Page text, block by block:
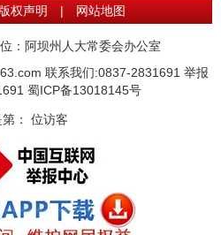
版权声明 | 网站地图
：阿坝州人大常委会办公室
联系我们:0837-2831691 举报
蜀ICP备13018145号
： 位访客